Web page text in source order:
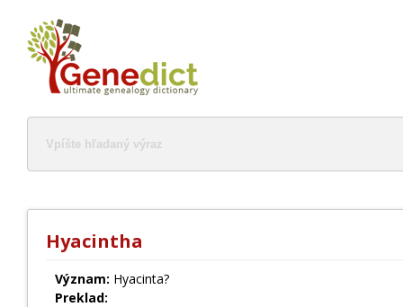
Hyacintha
Význam: Hyacinta?
Preklad: